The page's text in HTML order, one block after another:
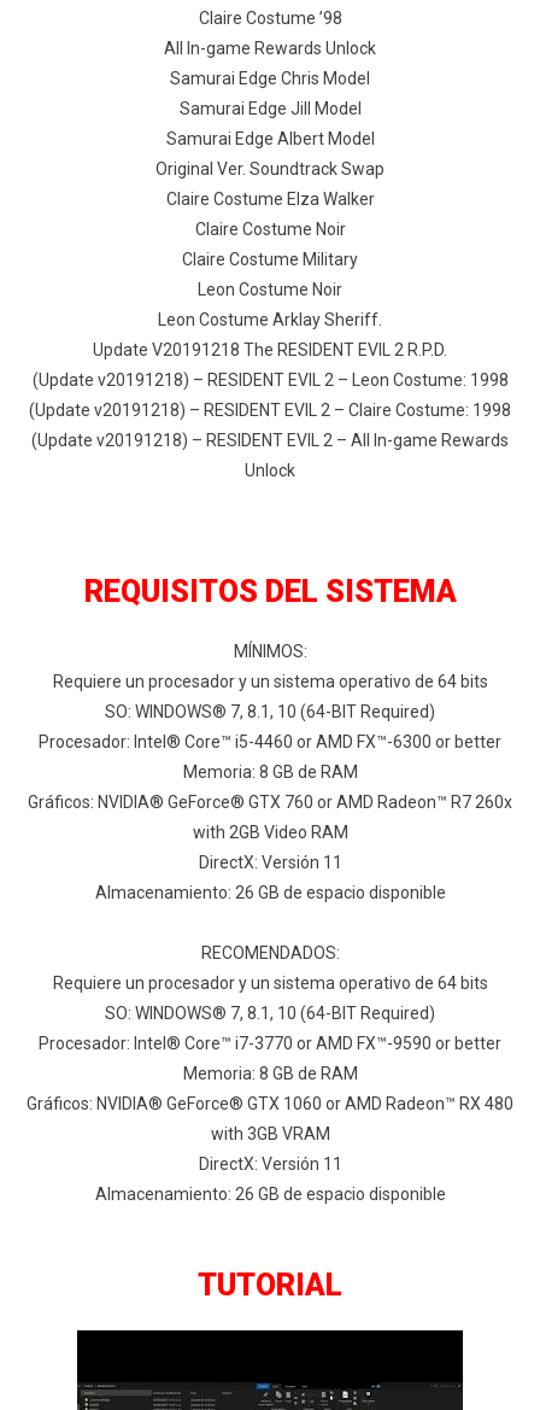
Claire Costume ’98
All In-game Rewards Unlock
Samurai Edge Chris Model
Samurai Edge Jill Model
Samurai Edge Albert Model
Original Ver. Soundtrack Swap
Claire Costume Elza Walker
Claire Costume Noir
Claire Costume Military
Leon Costume Noir
Leon Costume Arklay Sheriff.
Update V20191218 The RESIDENT EVIL 2 R.P.D.
(Update v20191218) – RESIDENT EVIL 2 – Leon Costume: 1998
(Update v20191218) – RESIDENT EVIL 2 – Claire Costume: 1998
(Update v20191218) – RESIDENT EVIL 2 – All In-game Rewards
Unlock
REQUISITOS DEL SISTEMA
MÍNIMOS:
Requiere un procesador y un sistema operativo de 64 bits
SO: WINDOWS® 7, 8.1, 10 (64-BIT Required)
Procesador: Intel® Core™ i5-4460 or AMD FX™-6300 or better
Memoria: 8 GB de RAM
Gráficos: NVIDIA® GeForce® GTX 760 or AMD Radeon™ R7 260x
with 2GB Video RAM
DirectX: Versión 11
Almacenamiento: 26 GB de espacio disponible
RECOMENDADOS:
Requiere un procesador y un sistema operativo de 64 bits
SO: WINDOWS® 7, 8.1, 10 (64-BIT Required)
Procesador: Intel® Core™ i7-3770 or AMD FX™-9590 or better
Memoria: 8 GB de RAM
Gráficos: NVIDIA® GeForce® GTX 1060 or AMD Radeon™ RX 480
with 3GB VRAM
DirectX: Versión 11
Almacenamiento: 26 GB de espacio disponible
TUTORIAL